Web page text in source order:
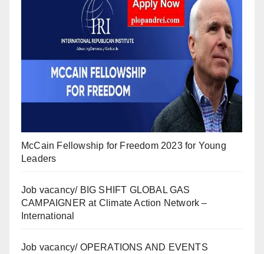
McCain Fellowship for Freedom 2023 for Young
Leaders
Job vacancy/ BIG SHIFT GLOBAL GAS
CAMPAIGNER at Climate Action Network –
International
Job vacancy/ OPERATIONS AND EVENTS